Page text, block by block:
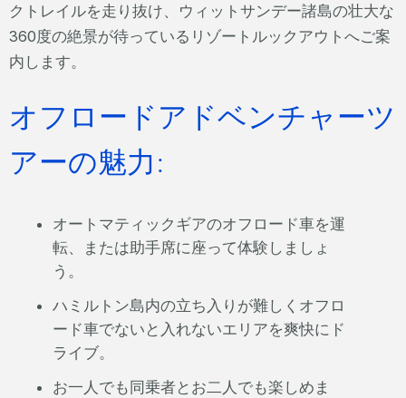
クトレイルを走り抜け、ウィットサンデー諸島の壮大な
360度の絶景が待っているリゾートルックアウトへご案
内します。
オフロードアドベンチャーツ
アーの魅力:
オートマティックギアのオフロード車を運
転、または助手席に座って体験しましょ
う。
ハミルトン島内の立ち入りが難しくオフロ
ード車でないと入れないエリアを爽快にド
ライブ。
お一人でも同乗者とお二人でも楽しめま